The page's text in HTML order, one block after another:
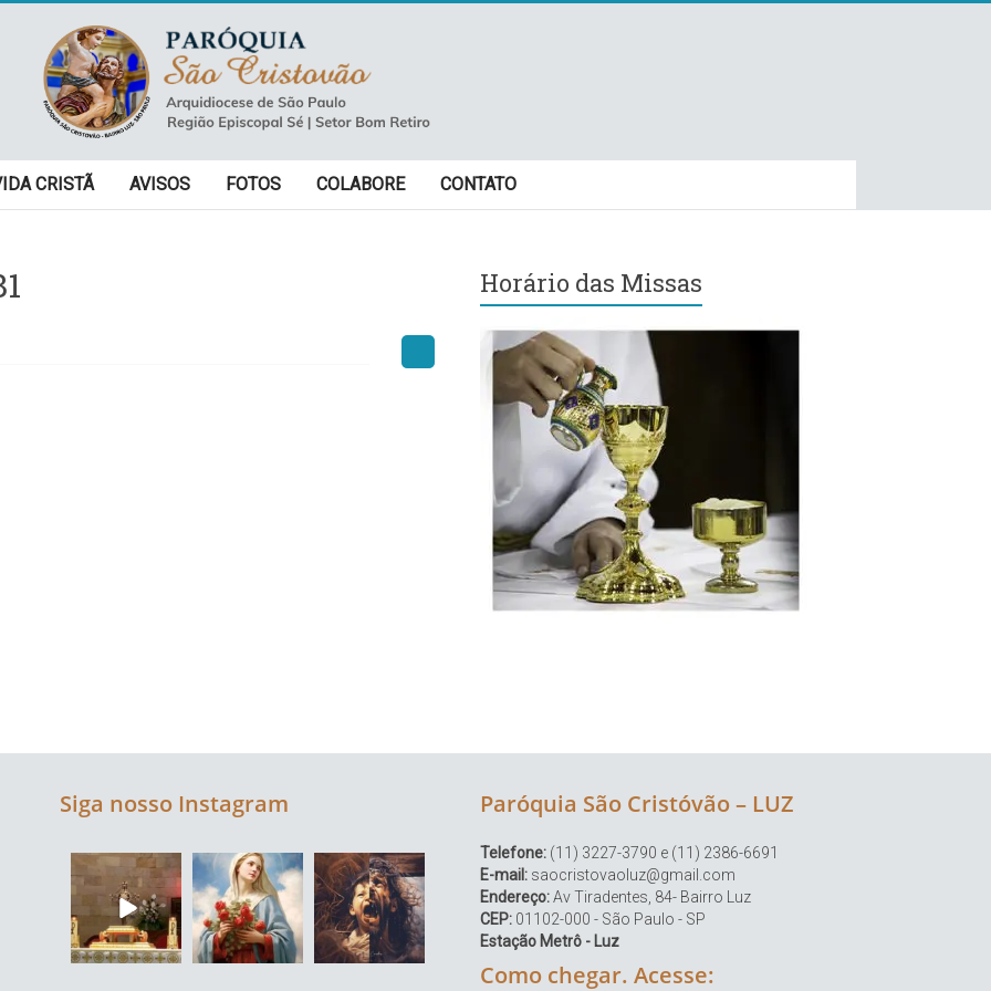
CRISTÃ AVISOS FOTOS COLABORE CONTATO
Horário das Missas
Siga nosso Instagram Paróquia São Cristóvão – LUZ
Telefone: (11) 3227-3790 e (11) 2386-6691
E-mail: saocristovaoluz@gmail.com
Endereço:Av Tiradentes, 84- Bairro Luz
CEP: 01102-000 - São Paulo - SP
Estação Metrô - Luz
Como chegar. Acesse: